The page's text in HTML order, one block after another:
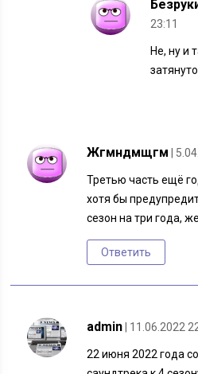
23:11
Не, ну и
Жгмндмщгм |
Третью часть ещё
хотя бы
сезон на три года,
Ответить
admin | 11.06.2022
22 июня 2022 года